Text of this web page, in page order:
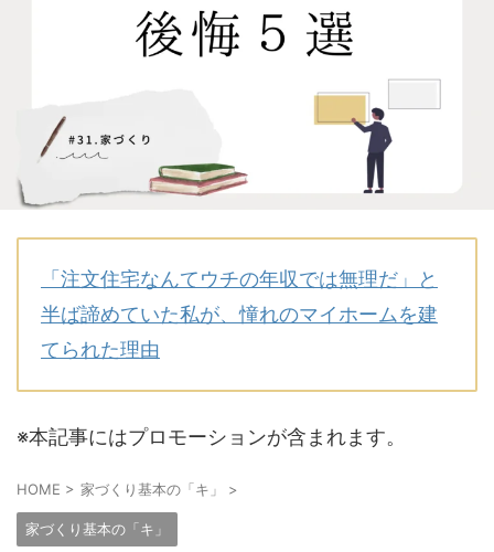
「注文住宅なんてウチの年収では無理だ」と
半ば諦めていた私が、憧れのマイホームを建
てられた理由
※本記事にはプロモーションが含まれます。
HOME > 家づくり基本の「キ」 >
家づくり基本の「キ」